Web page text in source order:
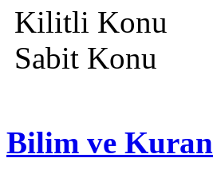
Kilitli Konu
Sabit Konu
Bilim ve Kuran